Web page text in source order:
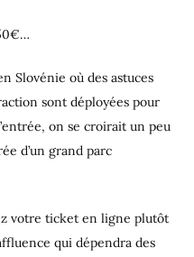
Slovénie où des astuces
sont déployées pour
on se croirait un peu
d’un grand parc
votre ticket en ligne plutôt
qui dépendra des